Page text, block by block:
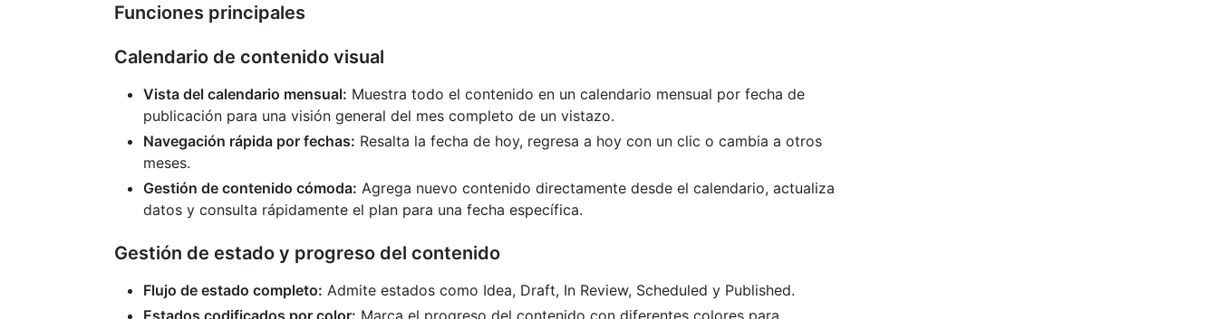
Funciones principales
Calendario de contenido visual
Vista del calendario mensual: Muestra todo el contenido en un calendario mensual por fecha de
publicación para una visión general del mes completo de un vistazo.
Navegación rápida por fechas: Resalta la fecha de hoy, regresa a hoy con un clic o cambia a otros
meses.
Gestión de contenido cómoda: Agrega nuevo contenido directamente desde el calendario, actualiza
datos y consulta rápidamente el plan para una fecha específica.
Gestión de estado y progreso del contenido
Flujo de estado completo: Admite estados como Idea, Draft, In Review, Scheduled y Published.
Estados codificados por color: Marca el progreso del contenido con diferentes colores para